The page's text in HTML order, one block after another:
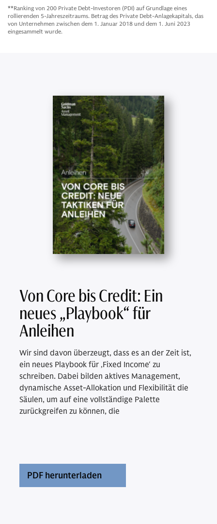
**Ranking von 200 Private Debt-Investoren (PDI) auf Grundlage eines
rollierenden 5-Jahreszeitraums. Betrag des Private Debt-Anlagekapitals, das
von Unternehmen zwischen dem 1. Januar 2018 und dem 1. Juni 2023
eingesammelt wurde.
Von Core bis Credit: Ein
neues „Playbook“ für
Anleihen
Wir sind davon überzeugt, dass es an der Zeit ist,
ein neues Playbook für ‚Fixed Income‘ zu
schreiben. Dabei bilden aktives Management,
dynamische Asset-Allokation und Flexibilität die
Säulen, um auf eine vollständige Palette
zurückgreifen zu können, die
PDF herunterladen